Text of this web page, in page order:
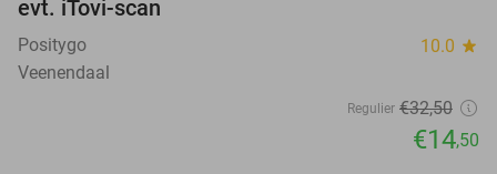
evt. iTovi-scan
Positygo 10.0 star
Veenendaal
Regulier €32,50
€14,50